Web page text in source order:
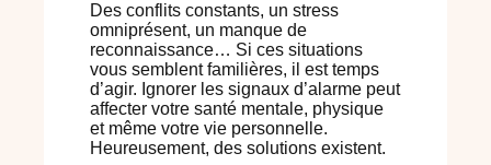
Des conflits constants, un stress
omniprésent, un manque de
reconnaissance… Si ces situations
vous semblent familières, il est temps
d’agir. Ignorer les signaux d’alarme peut
affecter votre santé mentale, physique
et même votre vie personnelle.
Heureusement, des solutions existent.